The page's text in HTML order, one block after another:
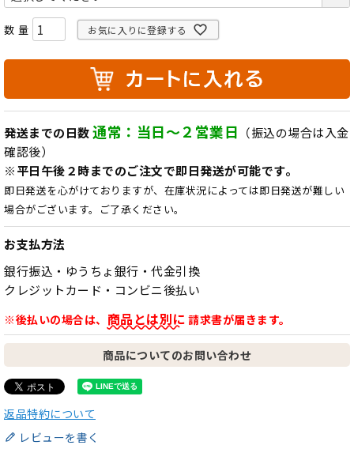
須
)
お気に入りに登録する
発送までの日数通常：当日～２営業日 （振込の場合は入金
確認後）
※平日午後２時までのご注文で即日発送が可能です。
即日発送を心がけておりますが、在庫状況によっては即日発送が難しい
場合がございます。ご了承ください。
お支払方法
銀行振込・ゆうちょ銀行・代金引換
クレジットカード・コンビニ後払い
※後払いの場合は、 商品とは別に 請求書が届きます。
商品についてのお問い合わせ
返品特約について
レビューを書く